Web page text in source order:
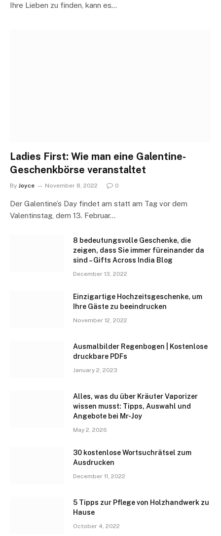
Ihre Lieben zu finden, kann es…
Ladies First: Wie man eine Galentine-
Geschenkbörse veranstaltet
By Joyce November 8, 2022 0
Der Galentine’s Day findet am statt am Tag vor dem
Valentinstag, dem 13. Februar…
8 bedeutungsvolle Geschenke, die
zeigen, dass Sie immer füreinander da
sind – Gifts Across India Blog
December 13, 2022
Einzigartige Hochzeitsgeschenke, um
Ihre Gäste zu beeindrucken
November 12, 2022
Ausmalbilder Regenbogen | Kostenlose
druckbare PDFs
January 2, 2023
Alles, was du über Kräuter Vaporizer
wissen musst: Tipps, Auswahl und
Angebote bei Mr-Joy
May 2, 2026
30 kostenlose Wortsuchrätsel zum
Ausdrucken
December 11, 2022
5 Tipps zur Pflege von Holzhandwerk zu
Hause
October 4, 2022